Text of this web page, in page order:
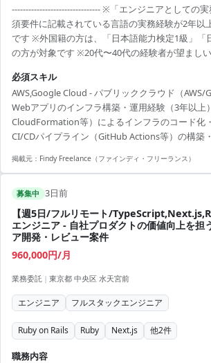
-------------------------------- ※「エンジニアとしての
須要件に記載されている言語の実務経験が2年以
です ※外国籍の方は、「日本語能力検定1級」「
の方が対象です ※20代〜40代の経験者が望まし
いる方は、直接ご連絡いただいた方がスムーズで
---- - AWS/GCP（C# API・Python AI基盤）のイ
IaC（Terraform等）化、CI/CDパ...
必須スキル
AWS,Google Cloud - パブリッククラウド（AWS/
Webアプリのインフラ構築・運用経験（3年以上
CloudFormation等）によるインフラのコード化
CI/CDパイプライン（GitHub Actions等）の構築
きる自走力
掲載元： Findy Freelance（ファインディ・フリーランス）
募集中 3日前
【週5日/フルリモート/
エンジニア - 自社プロダクトの価値向上を
ア開発・レビュー案件
960,000円/月
業務委託 | 東京都 中央区 水天宮前
エンジニア フルスタックエンジニア
Ruby on Rails Ruby Next.js 他2件
職務内容